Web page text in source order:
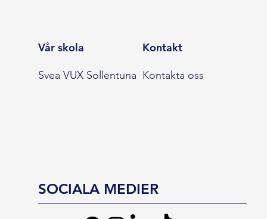
Vår skola
Svea VUX Sollentuna
Kontakt
Kontakta oss
SOCIALA MEDIER